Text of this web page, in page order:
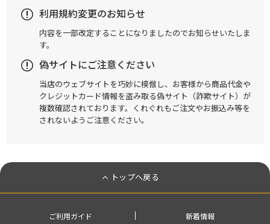
利用規約変更のお知らせ
内容を一部改定することになりましたのでお知らせいたしま
す。
偽サイトにご注意ください
当店のウェブサイトを巧妙に模倣し、お客様から商品代金や
クレジットカード情報を盗み取る偽サイト（詐欺サイト）が
複数確認されております。くれぐれもご注文やお振込み等を
されないようご注意ください。
トップへ戻る
ご利用ガイド 新着情報